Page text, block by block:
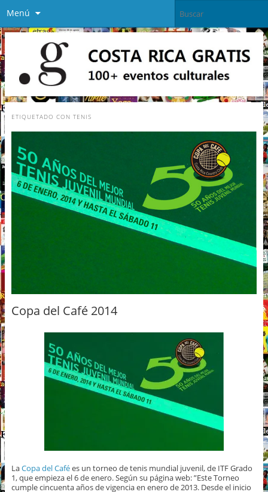
Menú
ETIQUETADO CON TENIS
Copa del Café 2014
LaCopa del Cafées un torneo de tenis mundial juvenil, de ITF Grado
1, que empieza el 6 de enero. Según su página web: ”Este Torneo
cumple cincuenta años de vigencia en enero de 2013. Desde el inicio